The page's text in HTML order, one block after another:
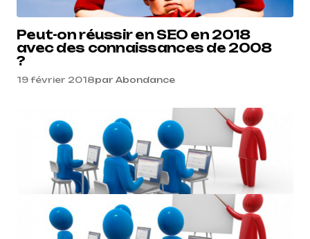
Peut-on réussir en SEO en 2018
avec des connaissances de 2008
?
19 février 2018par Abondance